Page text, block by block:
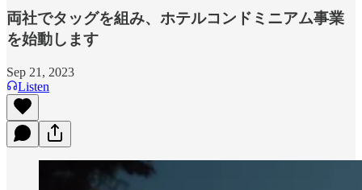
両社でタッグを組み、ホテルコンドミニアム事業
を始動します
Sep 21, 2023
Listen